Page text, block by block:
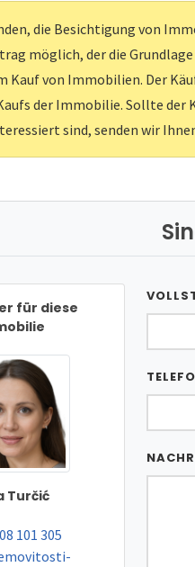
die Besichtigung von
möglich, der die
Kauf von Immobilien. Der
der Immobilie. Sollte
sind, senden wir
für diese
Turčić
101 305